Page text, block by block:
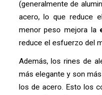
(generalmente de
acero, lo que reduce
menor peso mejora la
reduce el esfuerzo del
Además, los rines de
más elegante y son
los de acero. Esto los